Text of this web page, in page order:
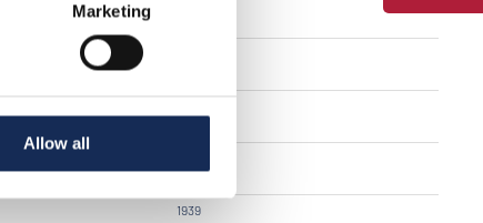
Marketing
Allow all
1939